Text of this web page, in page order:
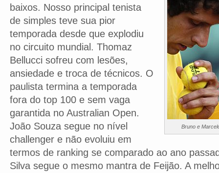
Bruno e
baixos. Nosso principal tenista
de simples teve sua pior
temporada desde que explodiu
no circuito mundial. Thomaz
Bellucci sofreu com lesões,
ansiedade e troca de técnicos. O
paulista termina a temporada
fora do top 100 e sem vaga
garantida no Australian Open.
João Souza segue no nível
challenger e não evoluiu em
termos de ranking se comparado ao ano
Silva segue o mesmo mantra de Feijão. A